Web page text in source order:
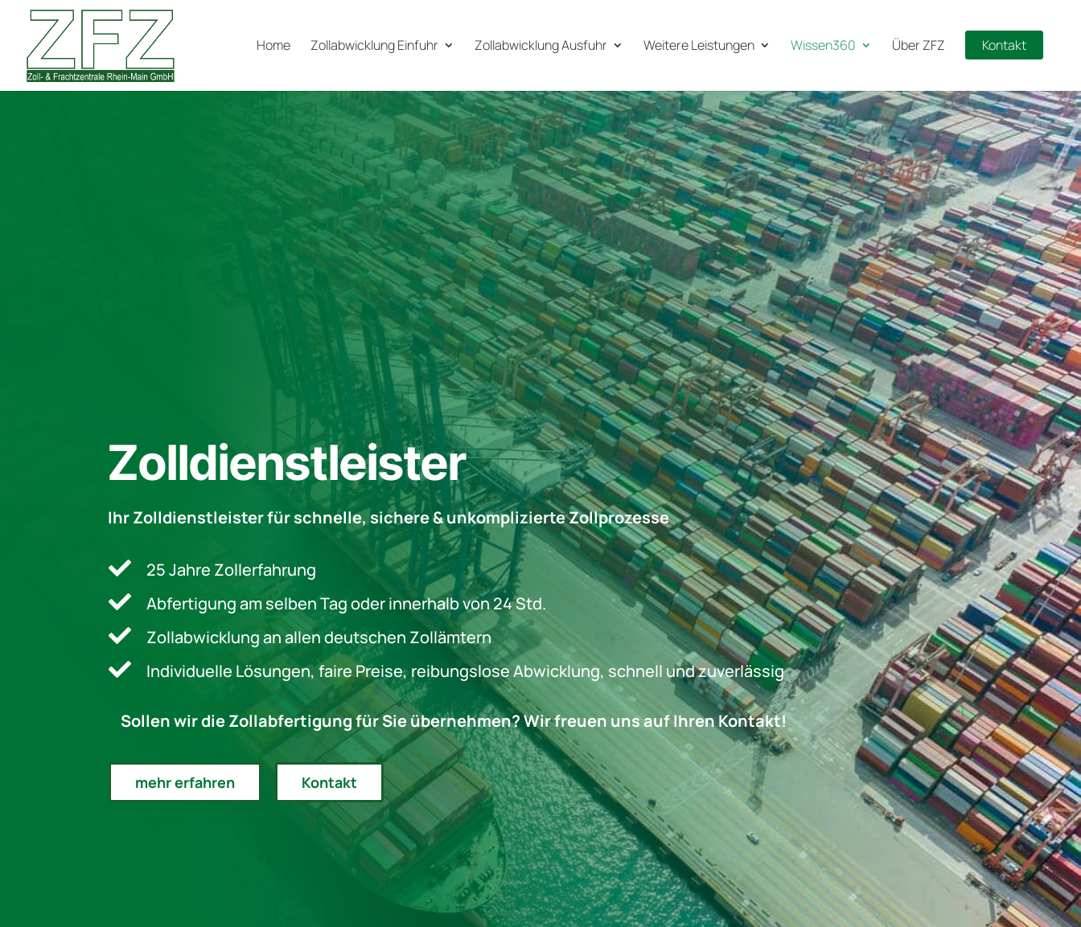
Home Zollabwicklung Einfuhr Zollabwicklung Ausfuhr Weitere Leistungen Wissen360 Über ZFZ Kontakt
Zolldienstleister
Ihr Zolldienstleister für schnelle, sichere & unkomplizierte Zollprozesse
 25 Jahre Zollerfahrung
 Abfertigung am selben Tag oder innerhalb von 24 Std.
 Zollabwicklung an allen deutschen Zollämtern
 Individuelle Lösungen, faire Preise, reibungslose Abwicklung, schnell und zuverlässig
Sollen wir die Zollabfertigung für Sie übernehmen? Wir freuen uns auf Ihren Kontakt!
mehr erfahren Kontakt